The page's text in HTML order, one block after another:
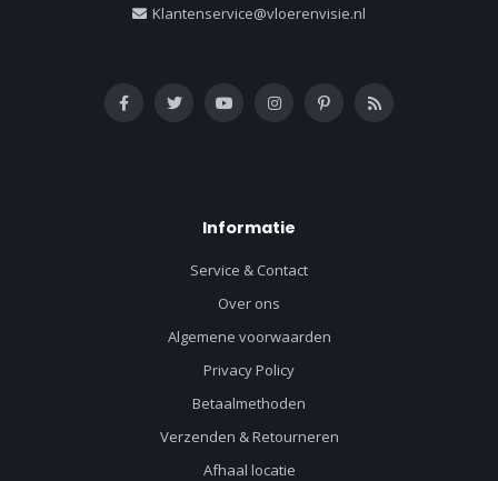
Klantenservice@vloerenvisie.nl
Informatie
Service & Contact
Over ons
Algemene voorwaarden
Privacy Policy
Betaalmethoden
Verzenden & Retourneren
Afhaal locatie